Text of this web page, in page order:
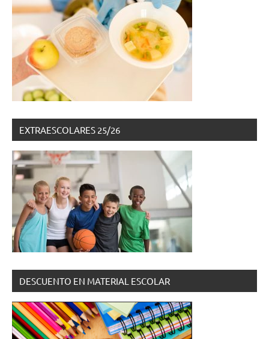
EXTRAESCOLARES 25/26
DESCUENTO EN MATERIAL ESCOLAR